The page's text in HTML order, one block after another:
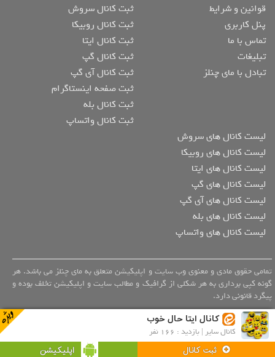
قوانین و شرایط
پنل کاربری
تماس با ما
تبلیغات
تبادل با مای چنلز
ثبت کانال سروش
ثبت کانال روبیکا
ثبت کانال ایتا
ثبت کانال گپ
ثبت کانال آی گپ
ثبت صفحه اینستاگرام
ثبت کانال بله
ثبت کانال واتساپ
لیست کانال های سروش
لیست کانال های روبیکا
لیست کانال های ایتا
لیست کانال های گپ
لیست کانال های آی گپ
لیست کانال های بله
لیست کانال های واتساپ
تمامی حقوق مادی و معنوی وب سایت و اپلیکیشن متعلق به مای چنلز می باشد. هر
گونه کپی برداری به هر شکلی از گرافیک و مطالب سایت و اپلیکیشن تخلف بوده و
پیگرد قانونی دارد.
کانال ایتا حال خوب
کانال سایر | بازدید : 166 نفر
ثبت کانال اپلیکیشن